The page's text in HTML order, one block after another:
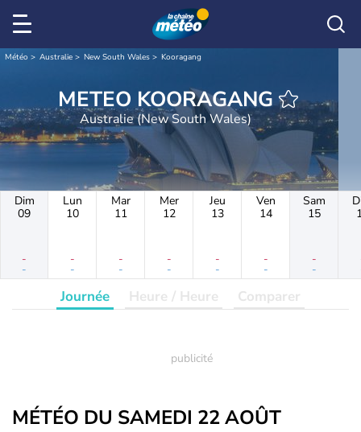
Météo Australie New South Wales Kooragang
METEO KOORAGANG
Australie (New South Wales)
Dim
09
-
-
Lun
10
-
-
Mar
11
-
-
Mer
12
-
-
Jeu
13
-
-
Ven
14
-
-
Sam
15
-
-
Journée Heure / Heure Comparer
MÉTÉO DU SAMEDI 22 AOÛT